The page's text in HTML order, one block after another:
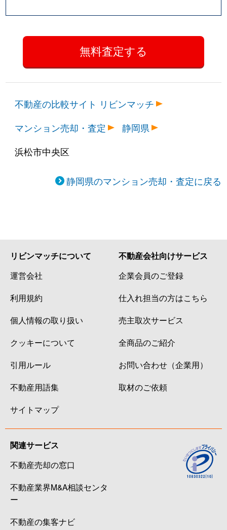
不動産の比較サイト リビンマッチ
マンション売却・査定
静岡県
浜松市中央区
静岡県のマンション売却・査定に戻る
リビンマッチについて
運営会社
利用規約
個人情報の取り扱い
クッキーについて
引用ルール
不動産用語集
サイトマップ
不動産会社向けサービス
企業会員のご登録
仕入れ担当の方はこちら
売主取次サービス
全商品のご紹介
お問い合わせ（企業用）
取材のご依頼
関連サービス
不動産売却の窓口
不動産業界M&A相談センタ
ー
不動産の集客ナビ